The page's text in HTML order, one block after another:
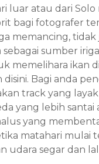
luar atau dari
bagi fotografer
memancing,
sumber
memelihara ikan
Bagi anda
track yang
yang lebih santai
yang
matahari
udara segar dan